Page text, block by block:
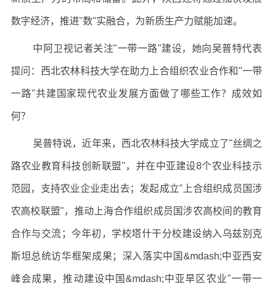
数字经济，推进"数"实融合，为新质生产力赋能加速。
中阿卫视记者关注"一带一路"建设，她向吴普特代表
提问：西北农林科技大学在助力上合组织农业合作和"一带
一路"共建国家现代农业发展方面做了哪些工作？成效如
何？
吴普特说，近年来，西北农林科技大学成立了"丝绸之
路农业教育科技创新联盟"，并在中亚建设8个农业科技示
范园，支持农业企业走出去；发起成立"上合组织成员国涉
农高校联盟"，推动上海合作组织成员国涉农高校间的教育
合作与交流；今年初，学校塔什干分校建设纳入乌兹别克
斯坦总统访华框架成果；深入落实中国&mdash;中亚西安
峰会成果，推动建设中国&mdash;中亚旱区农业"一带一